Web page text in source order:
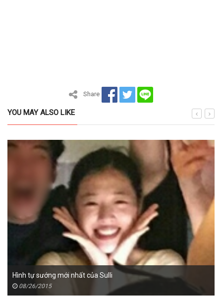
Share
YOU MAY ALSO LIKE
Hình tự sướng mới nhất của Sulli
08/26/2015